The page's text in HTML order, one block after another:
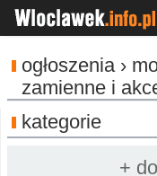
ogłoszenia ›
zamienne i
kategorie